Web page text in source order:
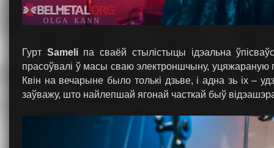
Гурт Sameliпа сваёй стылістыцы ідэальна
прасоўвалі ў масы сваю электроншчыну, уцяжараную
Квін на вечарыне было толькі дзьве, і адна зь іх –
заўважу, што найлепшай ягонай часткай быў